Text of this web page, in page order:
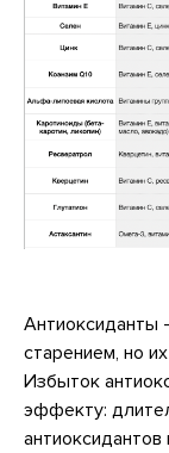
Антиоксиданты
старением, но
Избыток
эффекту: